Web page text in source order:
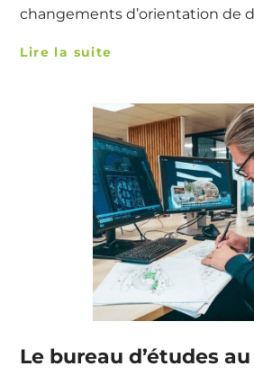
changements d’orientation de
Lire la suite
Le bureau d’études